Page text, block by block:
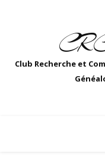
Club Recherche et